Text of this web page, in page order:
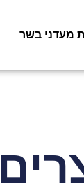
מעדני בשר